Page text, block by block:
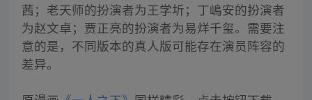
茜；老天师的扮演者为王学圻；丁嶋安的扮演者
为赵文卓；贾正亮的扮演者为易烊千玺。需要注
意的是，不同版本的真人版可能存在演员阵容的
差异。